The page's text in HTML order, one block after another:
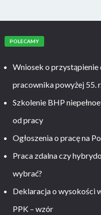
POLECAMY
Wniosek o
pracownika powyżej 55.
Szkolenie BHP
od pracy
Ogłoszenia o pracę na
Praca zdalna czy
wybrać?
Deklaracja o wysokości
PPK – wzór